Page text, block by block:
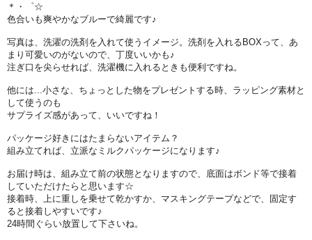
＊・゜☆
色合いも爽やかなブルーで綺麗です♪
写真は、洗濯の洗剤を入れて使うイメージ。洗剤を入れるBOXって、あ
まり可愛いのがないので、丁度いいかも♪
注ぎ口を尖らせれば、洗濯機に入れるときも便利ですね。
他には...小さな、ちょっとした物をプレゼントする時、ラッピング素材と
して使うのも
サプライズ感があって、いいですね！
パッケージ好きにはたまらないアイテム？
組み立てれば、立派なミルクパッケージになります♪
お届け時は、組み立て前の状態となりますので、底面はボンド等で接着
していただけたらと思います☆
接着時、上に重しを乗せて乾かすか、マスキングテープなどで、固定す
ると接着しやすいです♪
24時間ぐらい放置して下さいね。